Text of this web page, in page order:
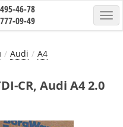
46-78
09-49
Audi
A4
CR, Audi A4 2.0